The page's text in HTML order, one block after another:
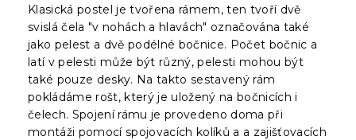
Klasická postel je tvořena rámem, ten tvoří dvě
svislá čela "v nohách a hlavách" označována také
jako pelest a dvě podélné bočnice. Počet bočnic a
latí v pelesti může být různý, pelesti mohou být
také pouze desky. Na takto sestavený rám
pokládáme rošt, který je uložený na bočnicích i
čelech. Spojení rámu je provedeno doma při
montáži pomocí spojovacích kolíků a a zajišťovacích